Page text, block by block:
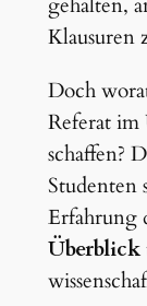
gehalten,
Klausuren
Doch
Referat im
schaffen?
Studenten
Erfahrung
Überblick